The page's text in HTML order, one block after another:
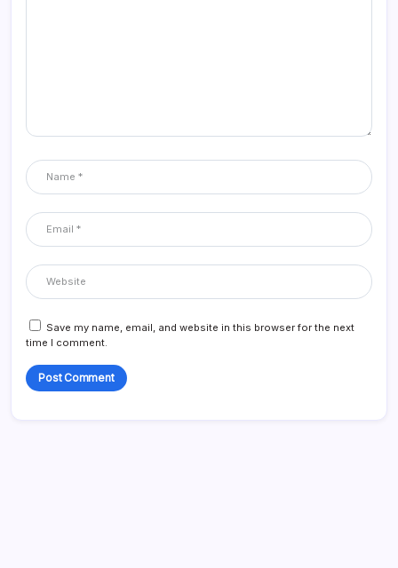
Save my name, email, and website in this browser for the next
time I comment.